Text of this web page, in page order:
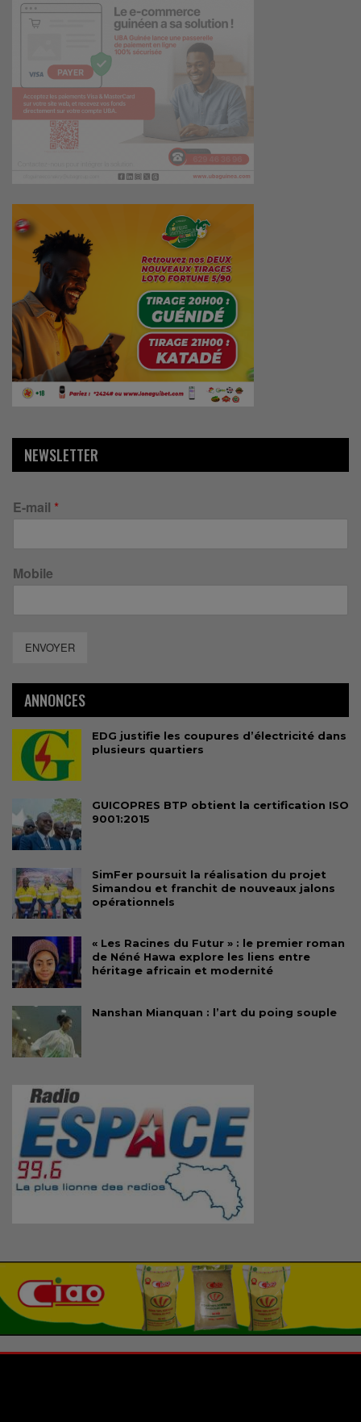
NEWSLETTER
E-mail *
Mobile
ENVOYER
ANNONCES
EDG justifie les coupures d’électricité dans
plusieurs quartiers
GUICOPRES BTP obtient la certification ISO
9001:2015
SimFer poursuit la réalisation du projet
Simandou et franchit de nouveaux jalons
opérationnels
« Les Racines du Futur » : le premier roman
de Néné Hawa explore les liens entre
héritage africain et modernité
Nanshan Mianquan : l’art du poing souple